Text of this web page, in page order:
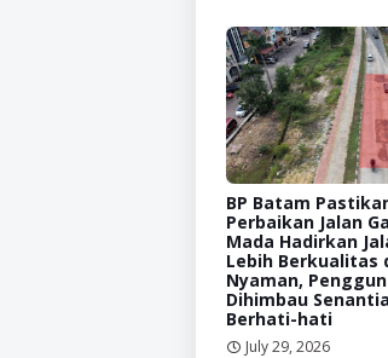
BP Batam
Perbaikan Jalan
Mada Hadirkan
Lebih Berkualitas
Nyaman,
Dihimbau
Berhati-hati
July 29, 2026